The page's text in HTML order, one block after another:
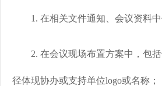
1. 在相关文件通知、会议资料中
2. 在会议现场布置方案中，包括
径体现协办或支持单位logo或名称；